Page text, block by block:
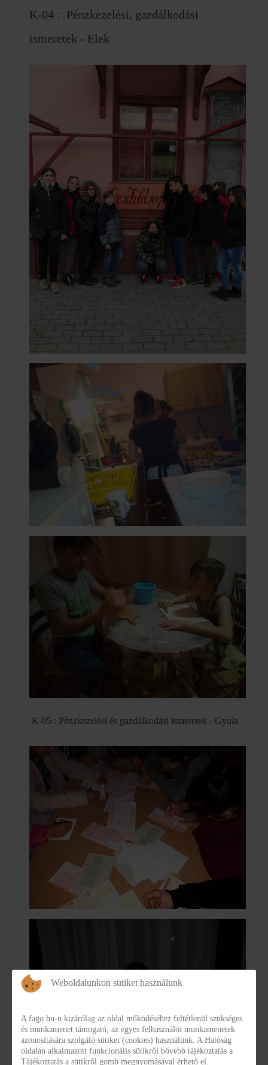
K-04 : Pénzkezelési, gazdálkodási
ismeretek - Elek
K-05 : Pénzkezelési és gazdálkodási ismeretek - Gyula
Weboldalunkon sütiket használunk
A fago.hu-n kizárólag az oldal működéséhez feltétlenül szükséges
és munkamenet támogató, az egyes felhasználói munkamenetek
azonosítására szolgáló sütiket (cookies) használunk. A Hatóság
oldalán alkalmazott funkcionális sütikről bővebb tájékoztatás a
Tájékoztatás a sütikről gomb megnyomásával érhető el.